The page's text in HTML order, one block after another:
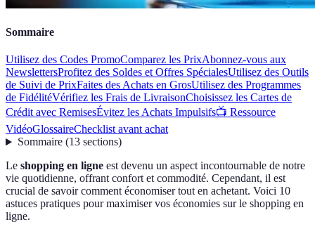
Sommaire
Utilisez des Codes PromoComparez les PrixAbonnez-vous aux
NewslettersProfitez des Soldes et Offres SpécialesUtilisez des Outils
de Suivi de PrixFaites des Achats en GrosUtilisez des Programmes
de FidélitéVérifiez les Frais de LivraisonChoisissez les Cartes de
Crédit avec RemisesÉvitez les Achats Impulsifs📺 Ressource
VidéoGlossaireChecklist avant achat
Sommaire(13 sections)
Le shopping en ligne est devenu un aspect incontournable de notre
vie quotidienne, offrant confort et commodité. Cependant, il est
crucial de savoir comment économiser tout en achetant. Voici 10
astuces pratiques pour maximiser vos économies sur le shopping en
ligne.